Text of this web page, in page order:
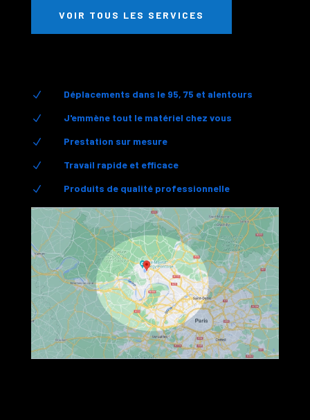
VOIR TOUS LES SERVICES
N Déplacements dans le 95, 75 et alentours
N J'emmène tout le matériel chez vous
N Prestation sur mesure
N Travail rapide et efficace
N Produits de qualité professionnelle